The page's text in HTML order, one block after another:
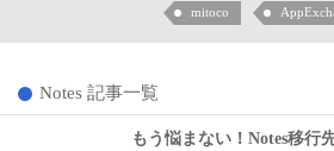
mitoco
Notes 記事一覧
もう悩まない！Notes移行